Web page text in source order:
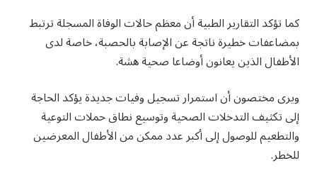
كما تؤكد التقارير الطبية أن معظم حالات الوفاة المسجلة ترتبط
بمضاعفات خطيرة ناتجة عن الإصابة بالحصبة، خاصة لدى
الأطفال الذين يعانون أوضاعا صحية هشة.
ويرى مختصون أن استمرار تسجيل وفيات جديدة يؤكد الحاجة
إلى تكثيف التدخلات الصحية وتوسيع نطاق حملات التوعية
والتطعيم للوصول إلى أكبر عدد ممكن من الأطفال المعرضين
للخطر.